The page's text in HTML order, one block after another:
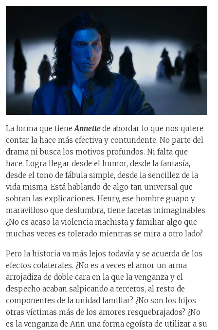
La forma que tieneAnnettede abordar lo que nos quiere
contar la hace más efectiva y contundente. No parte del
drama ni busca los motivos profundos. Ni falta que
hace. Logra llegar desde el humor, desde la fantasía,
desde el tono de fábula simple, desde la sencillez de la
vida misma. Está hablando de algo tan universal que
sobran las explicaciones. Henry, ese hombre guapo y
maravilloso que deslumbra, tiene facetas inimaginables.
¿No es acaso la violencia machista y familiar algo que
muchas veces es tolerado mientras se mira a otro lado?
Pero la historia va más lejos todavía y se acuerda de los
efectos colaterales. ¿No es a veces el amor un arma
arrojadiza de doble cara en la que la venganza y el
despecho acaban salpicando a terceros, al resto de
componentes de la unidad familiar? ¿No son los hijos
otras víctimas más de los amores resquebrajados? ¿No
es la venganza de Ann una forma egoísta de utilizar a su